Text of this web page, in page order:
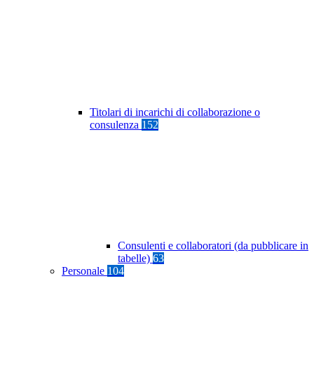
Titolari di incarichi di collaborazione o
consulenza 152
Consulenti e collaboratori (da pubblicare in
tabelle) 63
Personale 104